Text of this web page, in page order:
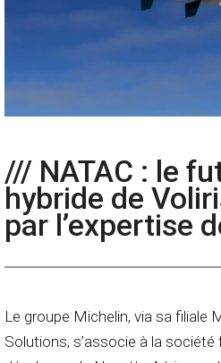
/// NATAC : le
hybride de
par l’expertise
Le groupe Michelin, via sa filiale
Solutions, s’associe à la